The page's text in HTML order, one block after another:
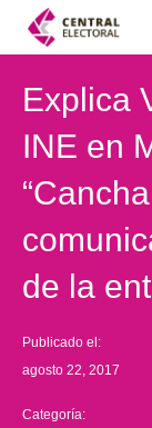
Explica
INE en
de la
Publicado el:
agosto 22, 2017
Categoría: